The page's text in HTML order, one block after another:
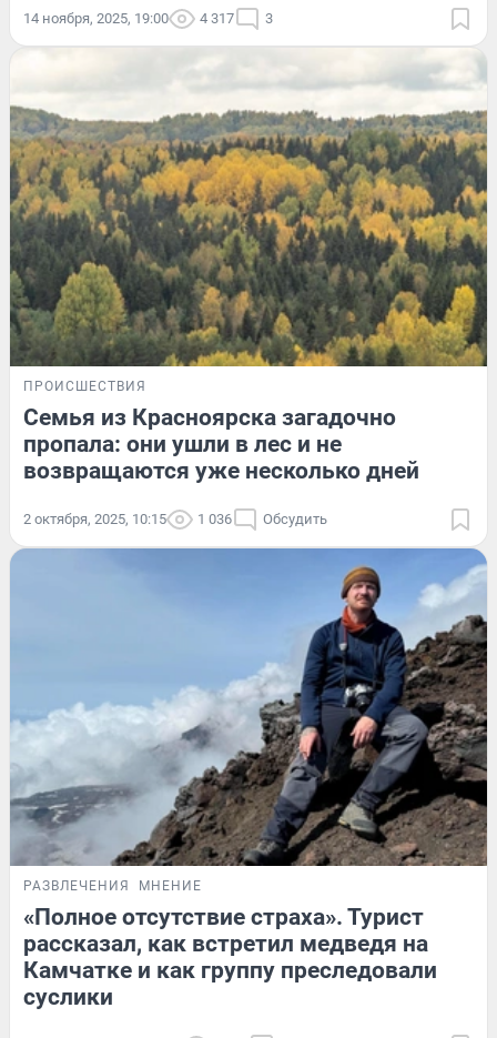
14 ноября, 2025, 19:00 4 317 3
ПРОИСШЕСТВИЯ
Семья из Красноярска загадочно
пропала: они ушли в лес и не
возвращаются уже несколько дней
2 октября, 2025, 10:15 1 036 Обсудить
РАЗВЛЕЧЕНИЯ МНЕНИЕ
«Полное отсутствие страха». Турист
рассказал, как встретил медведя на
Камчатке и как группу преследовали
суслики